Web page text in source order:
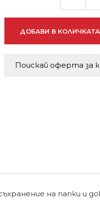
ДОБАВИ В КОЛИЧКАТА
Поискай оферта за
на папки и